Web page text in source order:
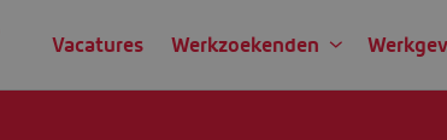
Vacatures Werkzoekenden